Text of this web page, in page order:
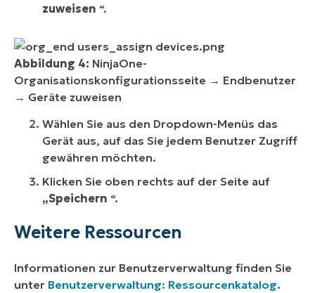
zuweisen “.
Abbildung 4: NinjaOne-
Organisationskonfigurationsseite → Endbenutzer
→ Geräte zuweisen
Wählen Sie aus den Dropdown-Menüs das
Gerät aus, auf das Sie jedem Benutzer Zugriff
gewähren möchten.
Klicken Sie oben rechts auf der Seite auf
„Speichern “.
Weitere Ressourcen
Informationen zur Benutzerverwaltung finden Sie
unter Benutzerverwaltung: Ressourcenkatalog.